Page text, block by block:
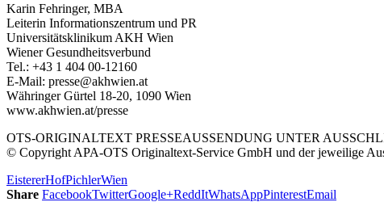
Karin Fehringer, MBA
Leiterin Informationszentrum und PR
Universitätsklinikum AKH Wien
Wiener Gesundheitsverbund
Tel.: +43 1 404 00-12160
E-Mail: presse@akhwien.at
Währinger Gürtel 18-20, 1090 Wien
www.akhwien.at/presse
OTS-ORIGINALTEXT PRESSEAUSSENDUNG UNTER
© Copyright APA-OTS Originaltext-Service GmbH und der jeweilige
EistererHofPichlerWien
Share FacebookTwitterGoogle+ReddItWhatsAppPinterestEmail